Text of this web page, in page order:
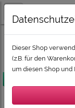
SUPER-DEALZ 2026
Dieser Shop
(z.B. für den
um diesen Shop und